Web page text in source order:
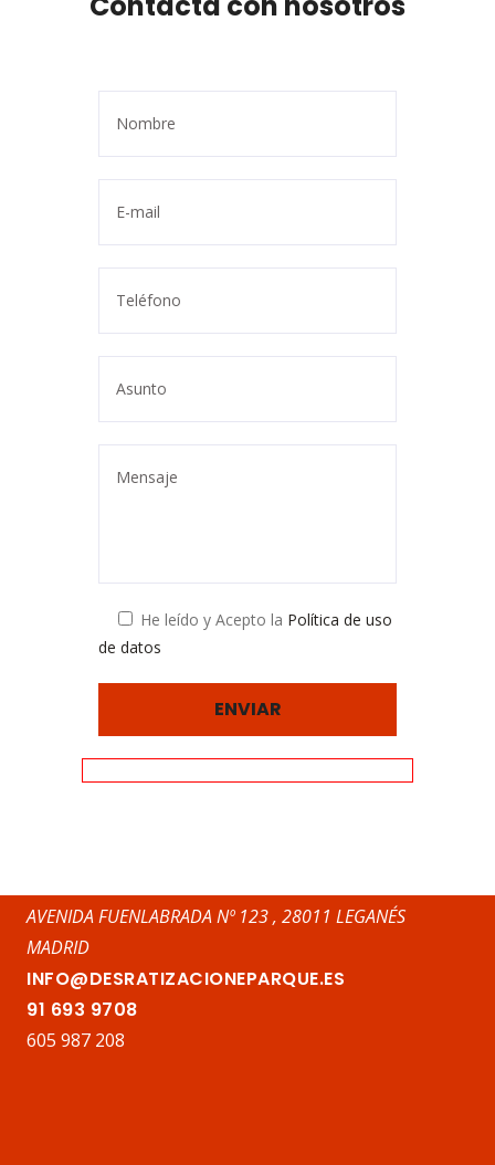
He leído y Acepto la Política de uso
de datos
AVENIDA FUENLABRADA Nº 123 , 28011 LEGANÉS
MADRID
INFO@DESRATIZACIONEPARQUE.ES
91 693 9708
605 987 208